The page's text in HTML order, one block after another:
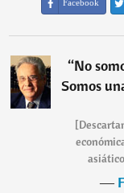
Facebook
“No
Somos
―